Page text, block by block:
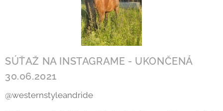
SÚŤAŽ NA INSTAGRAME - UKONČENÁ
30.06.2021
@westernstyleandride